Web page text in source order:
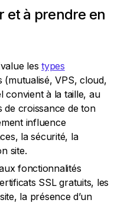
et à prendre en
les types
VPS, cloud,
convient à la taille, au
de croissance de ton
influence
la sécurité, la
site.
fonctionnalités
SSL gratuits, les
la présence d’un